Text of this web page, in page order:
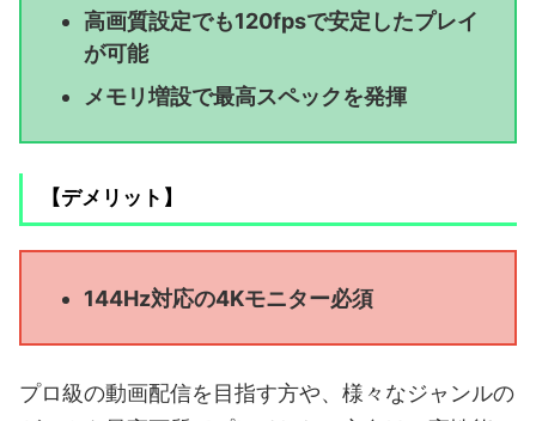
高画質設定でも120fpsで安定したプレイ
が可能
メモリ増設で最高スペックを発揮
【デメリット】
144Hz対応の4Kモニター必須
プロ級の動画配信を目指す方や、様々なジャンルの